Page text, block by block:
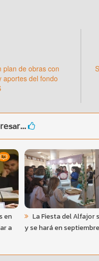
plan de obras con
aportes del fondo
en
a
La Fiesta del Alfajor
y se hará en septiembre